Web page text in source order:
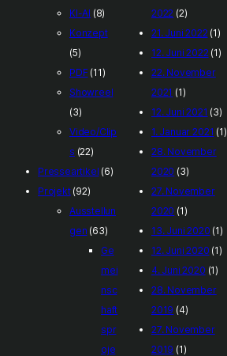
KI-AI (8)
Konzept
(5)
PDF(11)
Showreel
(3)
Video/Clip
s (22)
Presseartikel (6)
Projekt(92)
Ausstellun
gen (63)
Ge
mei
nsc
haft
spr
oje
2022 (2)
21. Juni 2022 (1)
12. Juni 2022 (1)
22. November
2021 (1)
12. Juni 2021 (3)
1. Januar 2021 (1)
28. November
2020 (3)
27. November
2020 (1)
13. Juni 2020 (1)
12. Juni 2020 (1)
4. Juni 2020 (1)
28. November
2019 (4)
27. November
2019 (1)